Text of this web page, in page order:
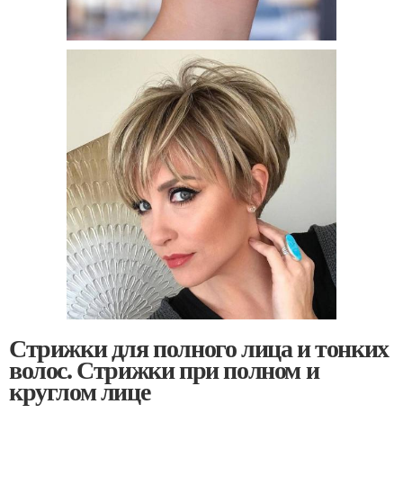
Стрижки для полного лица и тонких
волос. Стрижки при полном и
круглом лице